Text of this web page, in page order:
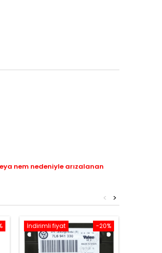
nem nedeniyle arızalanan
>
<
-20%
İndirimli fiyat